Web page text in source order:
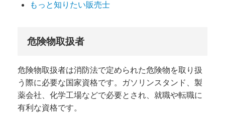
もっと知りたい販売士
危険物取扱者
危険物取扱者は消防法で定められた危険物を取り扱
う際に必要な国家資格です。ガソリンスタンド、製
薬会社、化学工場などで必要とされ、就職や転職に
有利な資格です。